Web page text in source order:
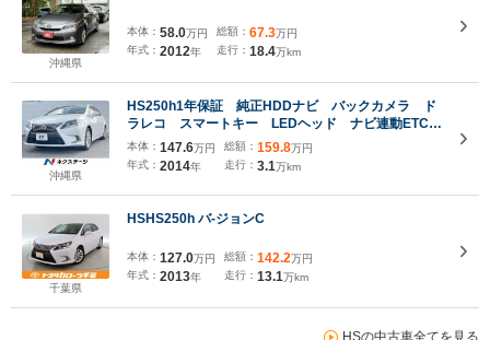
沖縄県
本体： 58.0万円
年式： 2012年
総額： 67.3万円
走行： 18.4万km
沖縄県
HS250h1年保証 純正HDDナビ バックカメラ ド
ラレコ スマートキー LEDヘッド ナビ連動ETC
クルコン 純正17インチアルミ オートライト デュ
アルエアコン Bluetooth CD フルセグ
本体： 147.6万円
年式： 2014年
総額： 159.8万円
走行： 3.1万km
千葉県
HSHS250h バ-ジョンC
本体： 127.0万円
年式： 2013年
総額： 142.2万円
走行： 13.1万km
HSの中古車全てを見る